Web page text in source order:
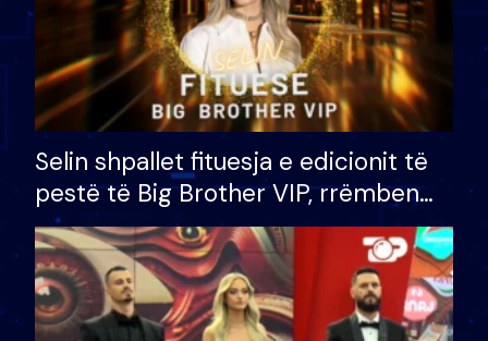
Selin shpallet fituesja e edicionit të
pestë të Big Brother VIP, rrëmben
çmimin e madh prej 100 mijë eurosh